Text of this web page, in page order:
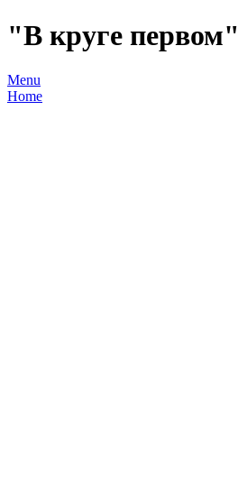
"В круге первом"
Menu
Home